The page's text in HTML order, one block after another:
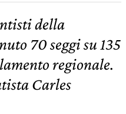
della
70 seggi su 135
regionale.
Carles